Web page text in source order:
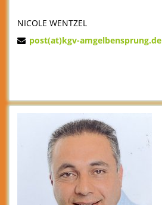
NICOLE WENTZEL
post(at)kgv-amgelbensprung.de